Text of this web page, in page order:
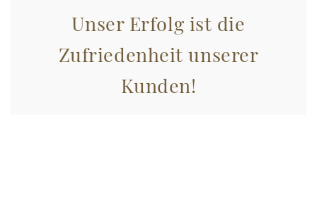
Unser Erfolg ist die
Zufriedenheit unserer
Kunden!